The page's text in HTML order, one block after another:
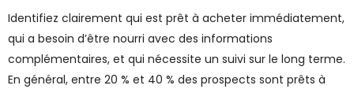
Identifiez clairement qui est prêt à acheter immédiatement,
qui a besoin d’être nourri avec des informations
complémentaires, et qui nécessite un suivi sur le long terme.
En général, entre 20 % et 40 % des prospects sont prêts à